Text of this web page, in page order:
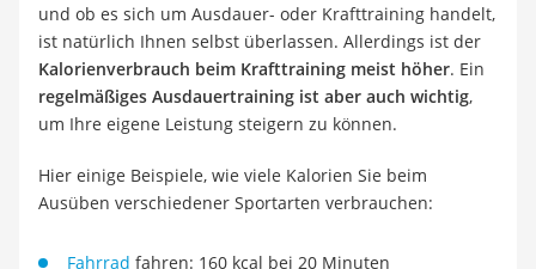
und ob es sich um Ausdauer- oder Krafttraining handelt,
ist natürlich Ihnen selbst überlassen. Allerdings ist der
Kalorienverbrauch beim Krafttraining meist höher. Ein
regelmäßiges Ausdauertraining ist aber auch wichtig,
um Ihre eigene Leistung steigern zu können.
Hier einige Beispiele, wie viele Kalorien Sie beim
Ausüben verschiedener Sportarten verbrauchen:
Fahrrad fahren: 160 kcal bei 20 Minuten